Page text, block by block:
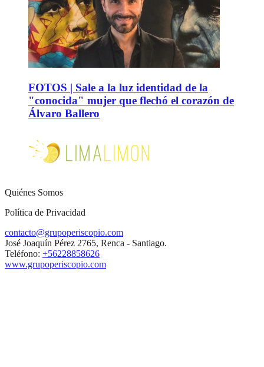
FOTOS | Sale a la luz identidad de la
"conocida" mujer que flechó el corazón de
Álvaro Ballero
Quiénes Somos
Política de Privacidad
contacto@grupoperiscopio.com
José Joaquín Pérez 2765, Renca - Santiago.
Teléfono: +56228858626
www.grupoperiscopio.com